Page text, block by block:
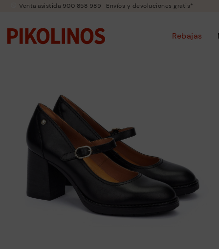
Venta asistida 900 858 989 Envíos y devoluciones gratis*
Rebajas